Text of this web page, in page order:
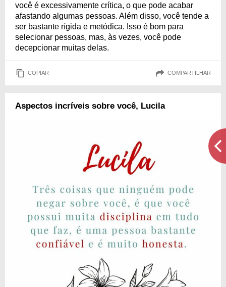
você é excessivamente crítica, o que pode acabar
afastando algumas pessoas. Além disso, você tende a
ser bastante rígida e metódica. Isso é bom para
selecionar pessoas, mas, às vezes, você pode
decepcionar muitas delas.
COPIAR COMPARTILHAR
Aspectos incríveis sobre você, Lucila